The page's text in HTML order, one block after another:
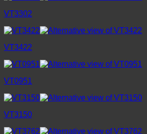
VT3302
VT3422
VT0951
VT3150